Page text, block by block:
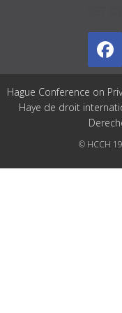
Hague Conference on
Haye de droit
© HCCH